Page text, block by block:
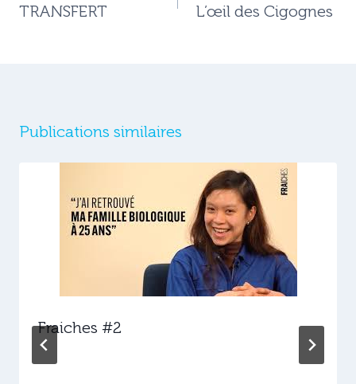
TRANSFERT L’œil des Cigognes
Publications similaires
Fraiches #2